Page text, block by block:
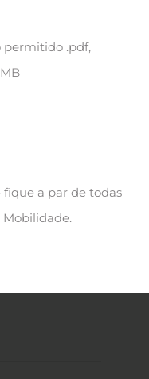
permitido .pdf,
fique a par de todas
Mobilidade.